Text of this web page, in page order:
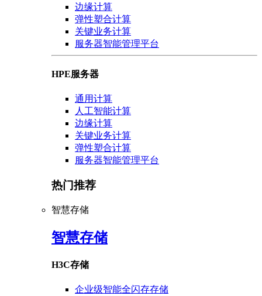
边缘计算
弹性塑合计算
关键业务计算
服务器智能管理平台
HPE服务器
通用计算
人工智能计算
边缘计算
关键业务计算
弹性塑合计算
服务器智能管理平台
热门推荐
智慧存储
智慧存储
H3C存储
企业级智能全闪存存储